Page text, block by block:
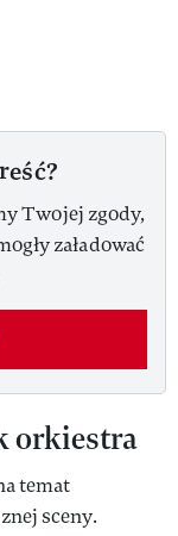
Twojej zgody,
załadować
orkiestra
temat
sceny.